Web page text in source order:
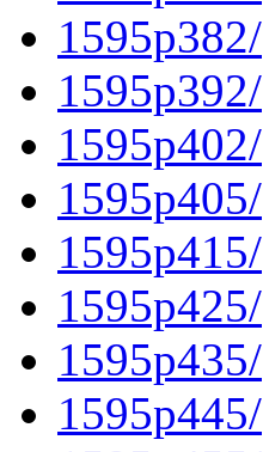
1595p382/
1595p392/
1595p402/
1595p405/
1595p415/
1595p425/
1595p435/
1595p445/